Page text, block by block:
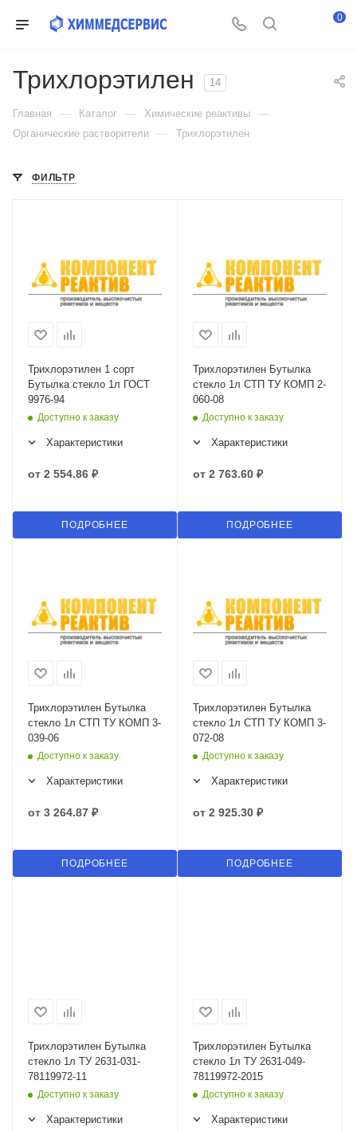
0
Трихлорэтилен 14
Главная — Каталог — Химические реактивы —
Органические растворители — Трихлорэтилен
ФИЛЬТР
Трихлорэтилен 1 сорт
Бутылка стекло 1л ГОСТ
9976-94
Доступно к заказу
Характеристики
от 2 554.86 ₽
ПОДРОБНЕЕ
Трихлорэтилен Бутылка
стекло 1л СТП ТУ КОМП 2-
060-08
Доступно к заказу
Характеристики
от 2 763.60 ₽
ПОДРОБНЕЕ
Трихлорэтилен Бутылка
стекло 1л СТП ТУ КОМП 3-
039-06
Доступно к заказу
Характеристики
от 3 264.87 ₽
ПОДРОБНЕЕ
Трихлорэтилен Бутылка
стекло 1л СТП ТУ КОМП 3-
072-08
Доступно к заказу
Характеристики
от 2 925.30 ₽
ПОДРОБНЕЕ
Трихлорэтилен Бутылка
стекло 1л ТУ 2631-031-
78119972-11
Доступно к заказу
Характеристики
Трихлорэтилен Бутылка
стекло 1л ТУ 2631-049-
78119972-2015
Доступно к заказу
Характеристики